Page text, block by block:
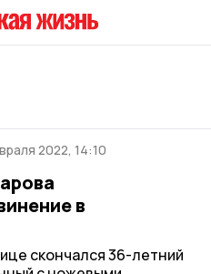
2022, 14:10
в
скончался 36-летний